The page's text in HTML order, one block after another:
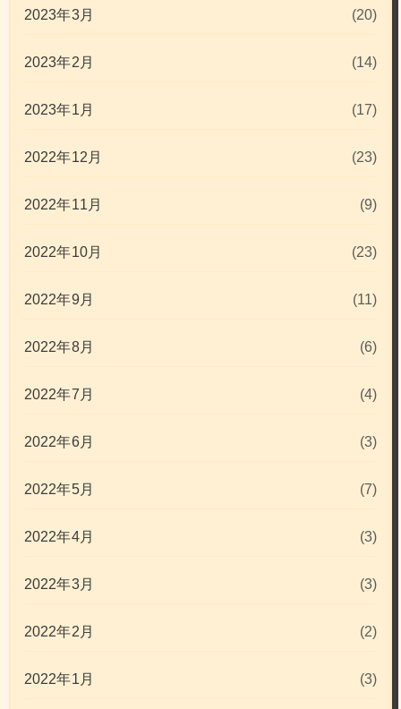
2023年3月 (20)
2023年2月 (14)
2023年1月 (17)
2022年12月 (23)
2022年11月 (9)
2022年10月 (23)
2022年9月 (11)
2022年8月 (6)
2022年7月 (4)
2022年6月 (3)
2022年5月 (7)
2022年4月 (3)
2022年3月 (3)
2022年2月 (2)
2022年1月 (3)